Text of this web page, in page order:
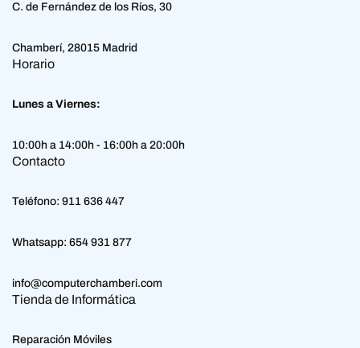
C. de Fernández de los Ríos, 30
Chamberí, 28015 Madrid
Horario
Lunes a Viernes:
10:00h a 14:00h - 16:00h a 20:00h
Contacto
Teléfono: 911 636 447
Whatsapp: 654 931 877
info@computerchamberi.com
Tienda de Informática
Reparación Móviles